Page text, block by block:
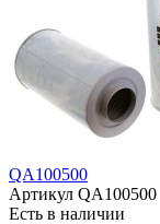
QA100500
Артикул QA100500
Есть в наличии